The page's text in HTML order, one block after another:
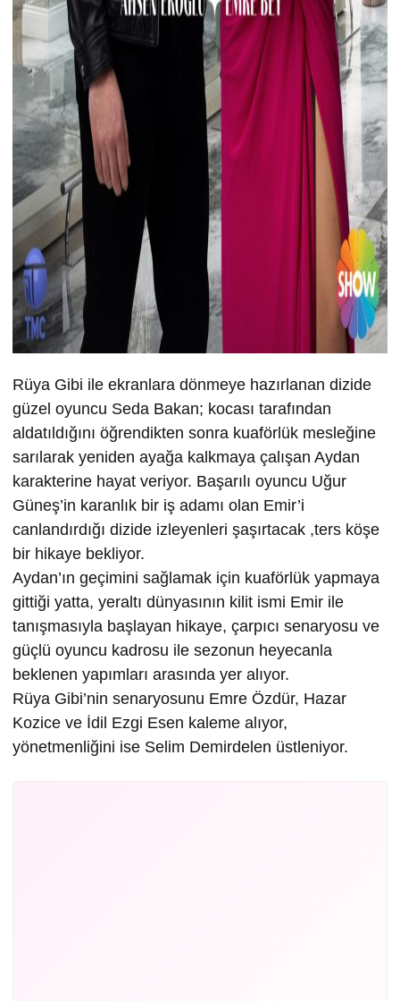
Rüya Gibi ile ekranlara dönmeye hazırlanan dizide
güzel oyuncu Seda Bakan; kocası tarafından
aldatıldığını öğrendikten sonra kuaförlük mesleğine
sarılarak yeniden ayağa kalkmaya çalışan Aydan
karakterine hayat veriyor. Başarılı oyuncu Uğur
Güneş’in karanlık bir iş adamı olan Emir’i
canlandırdığı dizide izleyenleri şaşırtacak ,ters köşe
bir hikaye bekliyor.
Aydan’ın geçimini sağlamak için kuaförlük yapmaya
gittiği yatta, yeraltı dünyasının kilit ismi Emir ile
tanışmasıyla başlayan hikaye, çarpıcı senaryosu ve
güçlü oyuncu kadrosu ile sezonun heyecanla
beklenen yapımları arasında yer alıyor.
Rüya Gibi’nin senaryosunu Emre Özdür, Hazar
Kozice ve İdil Ezgi Esen kaleme alıyor,
yönetmenliğini ise Selim Demirdelen üstleniyor.